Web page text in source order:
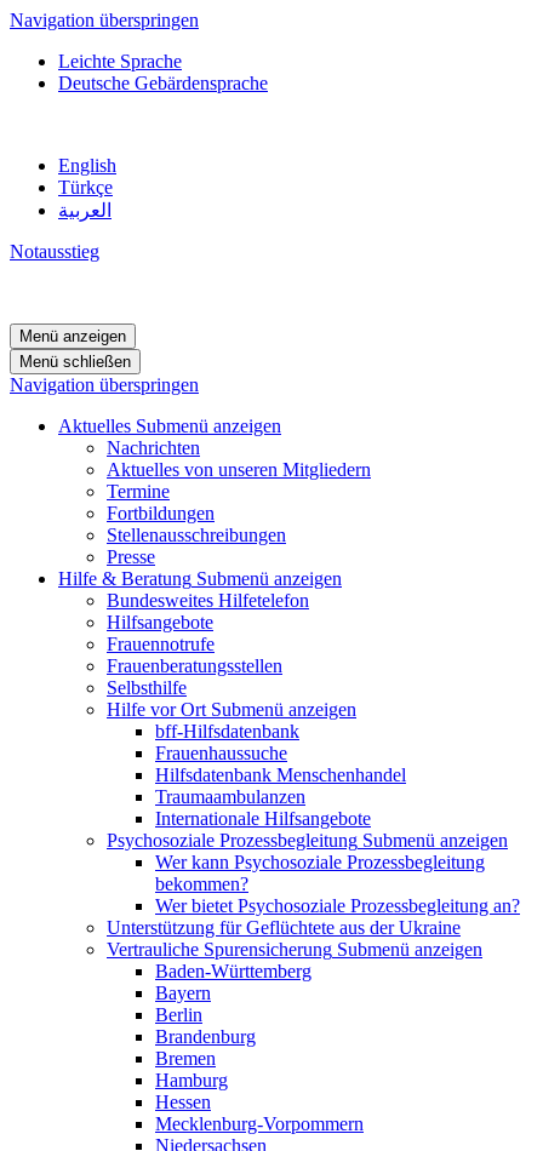
Navigation überspringen
Leichte Sprache
Deutsche Gebärdensprache
English
Türkçe
العربية
Notausstieg
Menü anzeigen
Menü schließen
Navigation überspringen
Aktuelles Submenü anzeigen
Nachrichten
Aktuelles von unseren Mitgliedern
Termine
Fortbildungen
Stellenausschreibungen
Presse
Hilfe & Beratung Submenü anzeigen
Bundesweites Hilfetelefon
Hilfsangebote
Frauennotrufe
Frauenberatungsstellen
Selbsthilfe
Hilfe vor Ort Submenü anzeigen
bff-Hilfsdatenbank
Frauenhaussuche
Hilfsdatenbank Menschenhandel
Traumaambulanzen
Internationale Hilfsangebote
Psychosoziale Prozessbegleitung Submenü anzeigen
Wer kann Psychosoziale Prozessbegleitung
bekommen?
Wer bietet Psychosoziale Prozessbegleitung an?
Unterstützung für Geflüchtete aus der Ukraine
Vertrauliche Spurensicherung Submenü anzeigen
Baden-Württemberg
Bayern
Berlin
Brandenburg
Bremen
Hamburg
Hessen
Mecklenburg-Vorpommern
Niedersachsen